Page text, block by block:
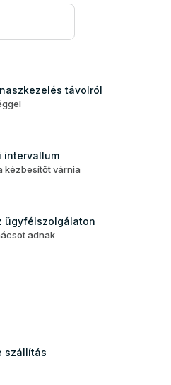
távolról
intervallum
kézbesítőt várnia
ügyfélszolgálaton
adnak
szállítás